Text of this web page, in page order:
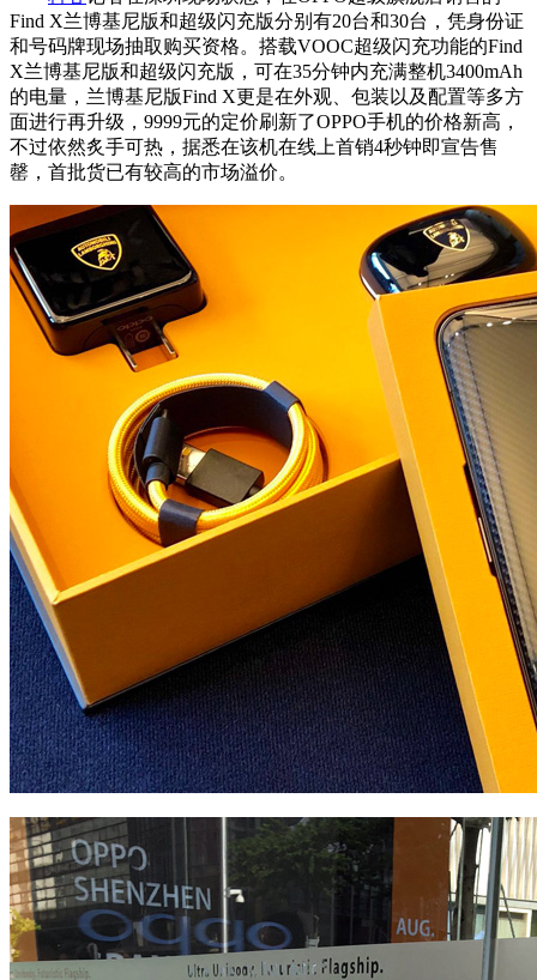
Find X兰博基尼版和超级闪充版分别有20台和30台，凭身份证
和号码牌现场抽取购买资格。搭载VOOC超级闪充功能的Find
X兰博基尼版和超级闪充版，可在35分钟内充满整机3400mAh
的电量，兰博基尼版Find X更是在外观、包装以及配置等多方
面进行再升级，9999元的定价刷新了OPPO手机的价格新高，
不过依然炙手可热，据悉在该机在线上首销4秒钟即宣告售
罄，首批货已有较高的市场溢价。